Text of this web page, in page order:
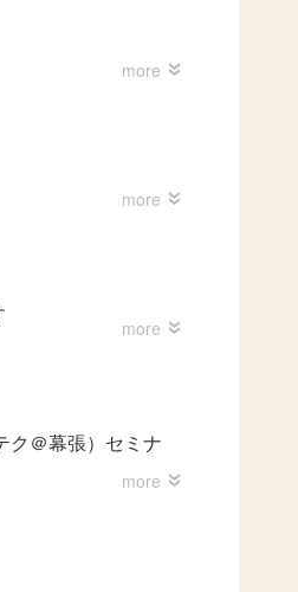
ク＠幕張）セミナ